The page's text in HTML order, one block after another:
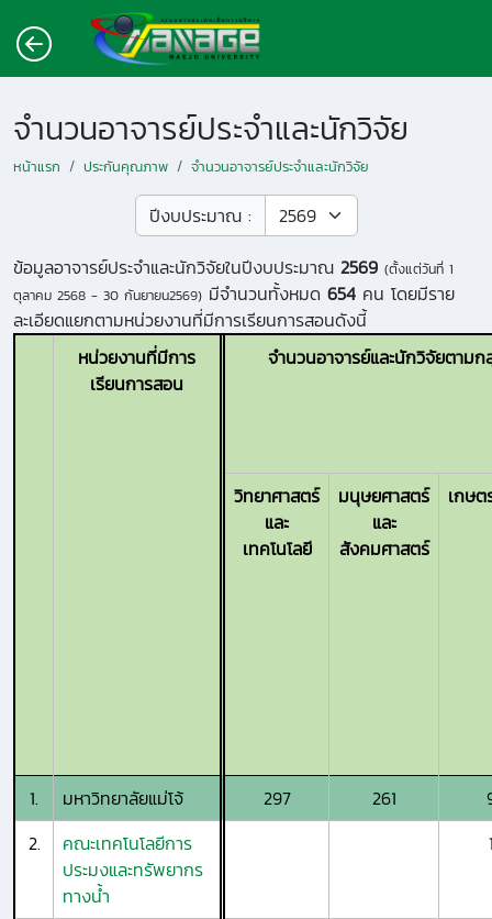
จำนวนอาจารย์ประจำและนักวิจัย
หน้าแรก ประกันคุณภาพ จำนวนอาจารย์ประจำและนักวิจัย
ปีงบประมาณ :
ข้อมูลอาจารย์ประจำและนักวิจัยในปีงบประมาณ 2569 (ตั้งแต่วันที่ 1
ตุลาคม 2568 - 30 กันยายน2569) มีจำนวนทั้งหมด 654 คน โดยมีราย
ละเอียดแยกตามหน่วยงานที่มีการเรียนการสอนดังนี้
หน่วยงานที่มีการ
เรียนการสอน
จำนวนอาจารย์และนักวิจัยตาม
วิทยาศาสตร์
และ
เทคโนโลยี
มนุษยศาสตร์
และ
สังคมศาสตร์
เกษ
1. มหาวิทยาลัยแม่โจ้ 297 261
2.
คณะเทคโนโลยีการ
ประมงและทรัพยากร
ทางน้ำ